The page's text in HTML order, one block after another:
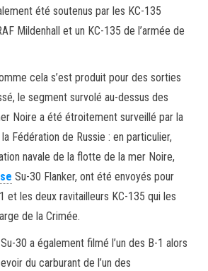
été soutenus par les KC-135
Mildenhall et un KC-135 de l’armée de
cela s’est produit pour des sorties
le segment survolé au-dessus des
Noire a été étroitement surveillé par la
Fédération de Russie : en particulier,
navale de la flotte de la mer Noire,
Su-30 Flanker, ont été envoyés pour
et les deux ravitailleurs KC-135 qui les
de la Crimée.
30 a également filmé l’un des B-1 alors
du carburant de l’un des